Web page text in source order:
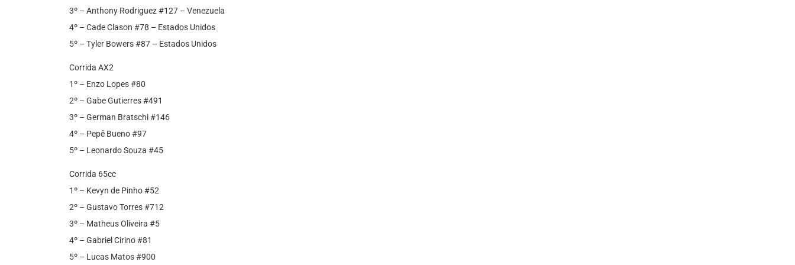
3º – Anthony Rodriguez #127 – Venezuela
4º – Cade Clason #78 – Estados Unidos
5º – Tyler Bowers #87 – Estados Unidos
Corrida AX2
1º – Enzo Lopes #80
2º – Gabe Gutierres #491
3º – German Bratschi #146
4º – Pepê Bueno #97
5º – Leonardo Souza #45
Corrida 65cc
1º – Kevyn de Pinho #52
2º – Gustavo Torres #712
3º – Matheus Oliveira #5
4º – Gabriel Cirino #81
5º – Lucas Matos #900